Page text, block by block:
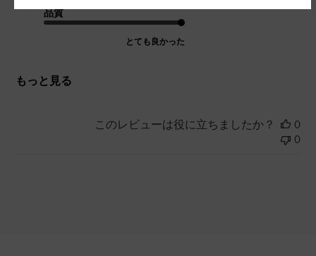
品質
とても良かった
もっと見る
このレビューは役に立ちましたか？
0
0